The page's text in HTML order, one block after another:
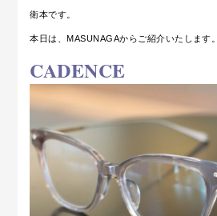
衛本です。
本日は、MASUNAGAからご紹介いたします。
CADENCE